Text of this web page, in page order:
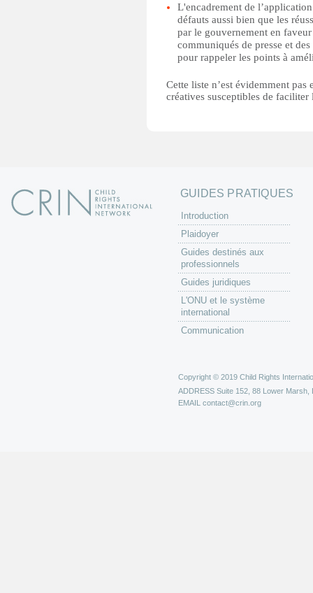
L'encadrement de
défauts aussi bien que les
par le gouvernement en
communiqués de presse et
pour rappeler les points à
Cette liste n’est évidemment
créatives susceptibles de
GUIDES PRATIQUES
Introduction
Plaidoyer
Guides destinés aux
professionnels
Guides juridiques
L'ONU et le système
international
Communication
Copyright © 2019 Child Rights
ADDRESS Suite 152, 88 Lower Marsh,
EMAIL contact@crin.org